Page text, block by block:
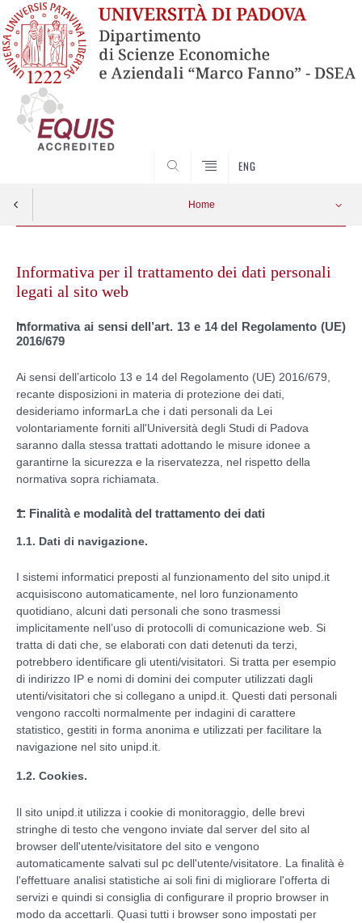
ENG
Home
contentInformativa per il trattamento dei dati personali
legati al sito web
Informativa ai sensi dell’art. 13 e 14 del Regolamento (UE)
2016/679
Ai sensi dell’articolo 13 e 14 del Regolamento (UE) 2016/679,
recante disposizioni in materia di protezione dei dati,
desideriamo informarLa che i dati personali da Lei
volontariamente forniti all'Università degli Studi di Padova
saranno dalla stessa trattati adottando le misure idonee a
garantirne la sicurezza e la riservatezza, nel rispetto della
normativa sopra richiamata.
1. Finalità e modalità del trattamento dei dati
1.1. Dati di navigazione.
I sistemi informatici preposti al funzionamento del sito unipd.it
acquisiscono automaticamente, nel loro funzionamento
quotidiano, alcuni dati personali che sono trasmessi
implicitamente nell’uso di protocolli di comunicazione web. Si
tratta di dati che, se elaborati con dati detenuti da terzi,
potrebbero identificare gli utenti/visitatori. Si tratta per esempio
di indirizzo IP e nomi di domini dei computer utilizzati dagli
utenti/visitatori che si collegano a unipd.it. Questi dati personali
vengono raccolti normalmente per indagini di carattere
statistico, gestiti in forma anonima e utilizzati per facilitare la
navigazione nel sito unipd.it.
1.2. Cookies.
Il sito unipd.it utilizza i cookie di monitoraggio, delle brevi
stringhe di testo che vengono inviate dal server del sito al
browser dell'utente/visitatore del sito e vengono
automaticamente salvati sul pc dell'utente/visitatore. La finalità è
l'effettuare analisi statistiche ai soli fini di migliorare l'offerta di
servizi e quindi si consiglia di configurare il proprio browser in
modo da accettarli. Quasi tutti i browser sono impostati per